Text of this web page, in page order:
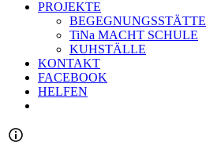
PROJEKTE
BEGEGNUNGSSTÄTTE
TiNa MACHT SCHULE
KUHSTÄLLE
KONTAKT
FACEBOOK
HELFEN